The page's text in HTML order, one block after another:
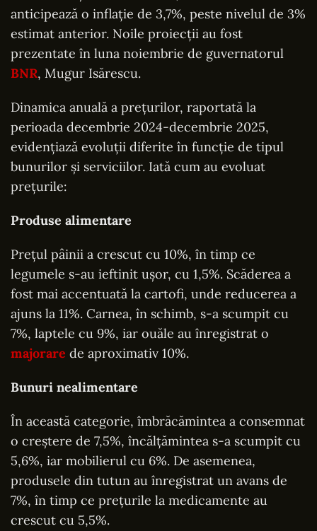
anticipează o inflație de 3,7%, peste nivelul de 3%
estimat anterior. Noile proiecții au fost
prezentate în luna noiembrie de guvernatorul
BNR, Mugur Isărescu.
Dinamica anuală a prețurilor, raportată la
perioada decembrie 2024-decembrie 2025,
evidențiază evoluții diferite în funcție de tipul
bunurilor și serviciilor. Iată cum au evoluat
prețurile:
Produse alimentare
Prețul pâinii a crescut cu 10%, în timp ce
legumele s-au ieftinit ușor, cu 1,5%. Scăderea a
fost mai accentuată la cartofi, unde reducerea a
ajuns la 11%. Carnea, în schimb, s-a scumpit cu
7%, laptele cu 9%, iar ouăle au înregistrat o
majorare de aproximativ 10%.
Bunuri nealimentare
În această categorie, îmbrăcămintea a consemnat
o creștere de 7,5%, încălțămintea s-a scumpit cu
5,6%, iar mobilierul cu 6%. De asemenea,
produsele din tutun au înregistrat un avans de
7%, în timp ce prețurile la medicamente au
crescut cu 5,5%.